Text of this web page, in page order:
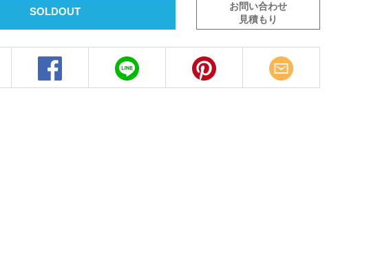
SOLDOUT
お問い合わせ
見積もり